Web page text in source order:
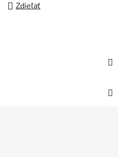
Zdieľať